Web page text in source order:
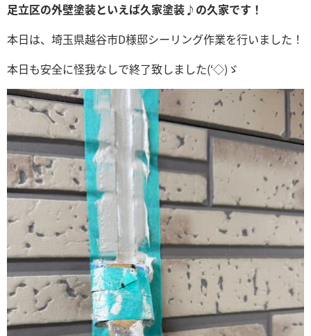
足立区の外壁塗装といえば久家塗装♪の久家です！
本日は、埼玉県越谷市D様邸シーリング作業を行いました！
本日も安全に怪我なしで終了致しました(‘◇)ゞ